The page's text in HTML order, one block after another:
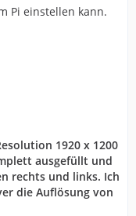
Pi einstellen kann.
1920 x 1200
ausgefüllt und
rechts und links. Ich
die Auflösung von